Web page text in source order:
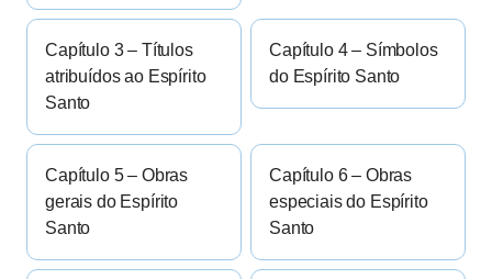
Capítulo 3 – Títulos
atribuídos ao Espírito
Santo
Capítulo 4 – Símbolos
do Espírito Santo
Capítulo 5 – Obras
gerais do Espírito
Santo
Capítulo 6 – Obras
especiais do Espírito
Santo